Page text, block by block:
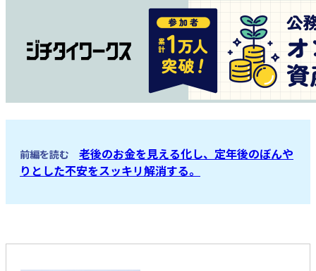
前編を読む
老後のお金を見える化し、定年後のぼんや
りとした不安をスッキリ解消する。